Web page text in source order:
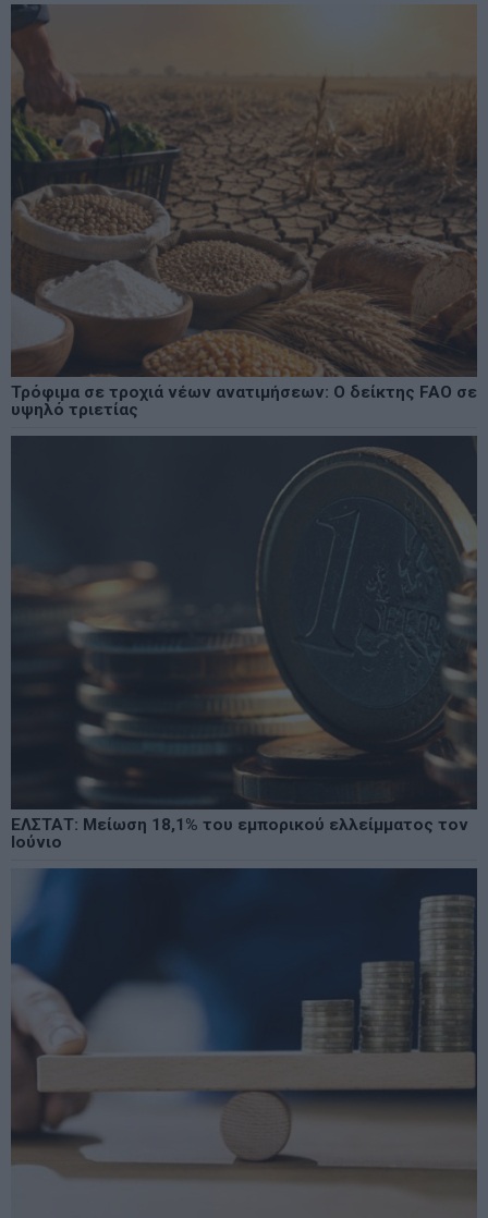
Τρόφιμα σε τροχιά νέων ανατιμήσεων: Ο δείκτης FAO σε
υψηλό τριετίας
ΕΛΣΤΑΤ: Μείωση 18,1% του εμπορικού ελλείμματος τον
Ιούνιο